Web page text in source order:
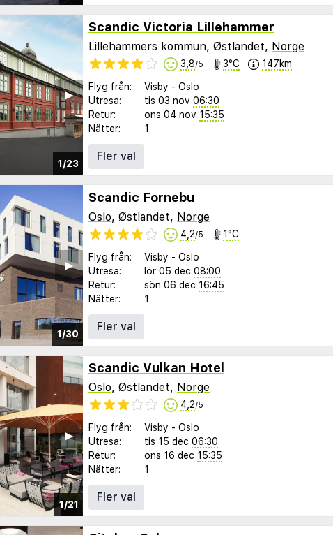
1/23
▶︎
Scandic Victoria Lillehammer
Lillehammers kommun, Østlandet, Norge
3,8/5 3°C 147km
Flyg från: Visby - Oslo
Utresa:
tis 03 nov 06:30
Retur:
ons 04 nov 15:35
Nätter:
1
Fler val
1/30
▶︎
Scandic Fornebu
Oslo, Østlandet, Norge
4,2/5 1°C
Flyg från: Visby - Oslo
Utresa:
lör 05 dec 08:00
Retur:
sön 06 dec 16:45
Nätter:
1
Fler val
1/21
▶︎
Scandic Vulkan Hotel
Oslo, Østlandet, Norge
4,2/5
Flyg från: Visby - Oslo
Utresa:
tis 15 dec 06:30
Retur:
ons 16 dec 15:35
Nätter:
1
Fler val